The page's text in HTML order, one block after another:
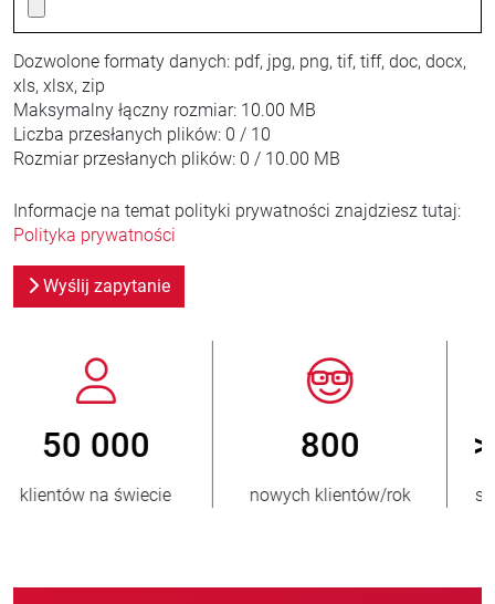
Dozwolone formaty danych: pdf, jpg, png, tif, tiff, doc, docx,
xls, xlsx, zip
Maksymalny łączny rozmiar: 10.00 MB
Liczba przesłanych plików: 0 / 10
Rozmiar przesłanych plików: 0 / 10.00 MB
Informacje na temat polityki prywatności znajdziesz tutaj:
Polityka prywatności
Wyślij zapytanie
800
nowych klientów/rok
> 3 500 000
sprzedanych jednostek